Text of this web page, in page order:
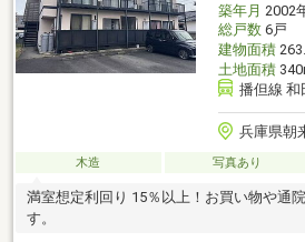
築年月 2002
総戸数6戸
建物面積
土地面積
播但線 和
兵庫県朝
木造 写真あり
満室想定利回り 15％以上！お買い物や通
す。